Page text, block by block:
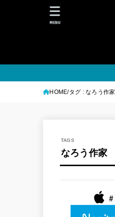
MENU
HOME タグ : なろう作家
なろう作家